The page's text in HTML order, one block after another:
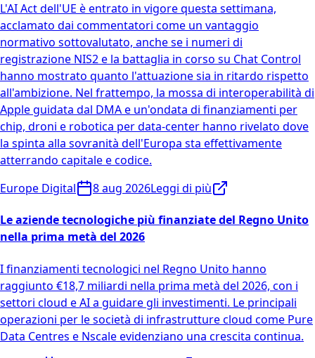
L'AI Act dell'UE è entrato in vigore questa settimana,
acclamato dai commentatori come un vantaggio
normativo sottovalutato, anche se i numeri di
registrazione NIS2 e la battaglia in corso su Chat Control
hanno mostrato quanto l'attuazione sia in ritardo rispetto
all'ambizione. Nel frattempo, la mossa di interoperabilità di
Apple guidata dal DMA e un'ondata di finanziamenti per
chip, droni e robotica per data-center hanno rivelato dove
la spinta alla sovranità dell'Europa sta effettivamente
atterrando capitale e codice.
Europe Digital
8 aug 2026Leggi di più
Le aziende tecnologiche più finanziate del Regno Unito
nella prima metà del 2026
I finanziamenti tecnologici nel Regno Unito hanno
raggiunto €18,7 miliardi nella prima metà del 2026, con i
settori cloud e AI a guidare gli investimenti. Le principali
operazioni per le società di infrastrutture cloud come Pure
Data Centres e Nscale evidenziano una crescita continua.